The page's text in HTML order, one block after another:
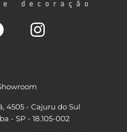
t
a
4505 - Cajuru do Sul
- SP - 18.105-002